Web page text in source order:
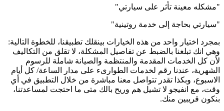
"مشكله معينة تأثر على سيارتي"
"سيارتي بحاجة إلى خدمة روتينية"
بمجرد اختيار واحد من هذه الخيارات بينقلك تطبيقنا، للخطوة التالية:
وهي انك تبلغنا بالضبط عن تفاصيل المشكلة، لا تقلق من التكاليف
لأن كل الخدمات المقدمة والمنتظمة والصيانة شاملة للرسوم
الشهرية، عندنا رقم لخدمات الطوارىء على مدار الساعة/ كل أيام
الاسبوع، وبكذا تقدر تتواصل معنا مباشرة من خلال التطبيق في أي
وقت، مع انفيجو لا تشيل هم وريح بالك متى ما احتجت لمساعدتنا،
بنكون قريبين منك.